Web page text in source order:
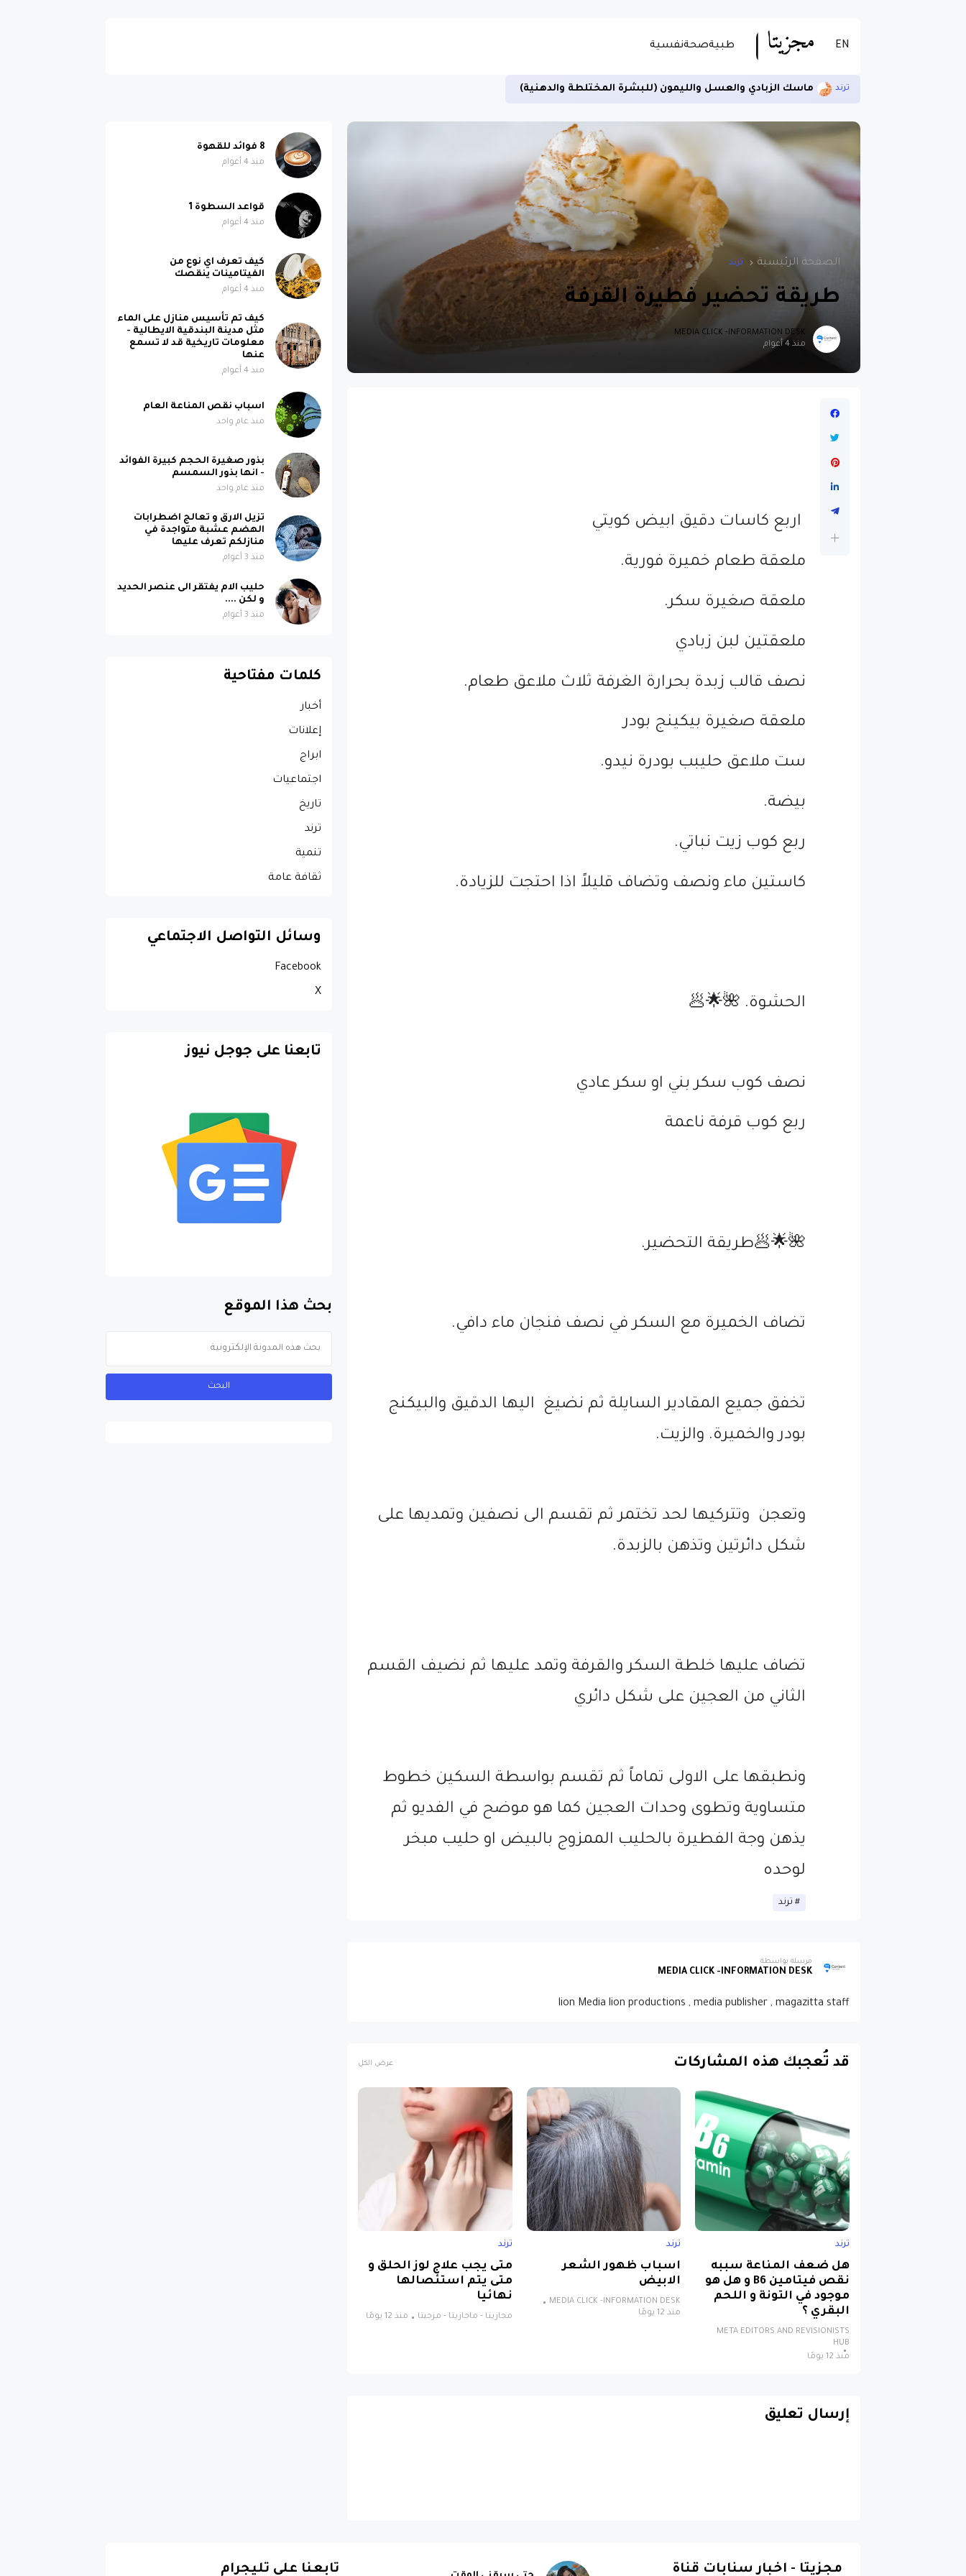
EN طبيةصحةنفسية
ترند ماسك الزبادي والعسل والليمون (للبشرة المختلطة والدهنية)
الصفحة الرئيسية ترند
طريقة تحضير فطيرة القرفة
MEDIA CLICK -INFORMATION DESK
منذ 4 أعوام
اربع كاسات دقيق ابيض كويتي
ملعقة طعام خميرة فورية.
ملعقة صغيرة سكر.
ملعقتين لبن زبادي
نصف قالب زبدة بحرارة الغرفة ثلاث ملاعق طعام.
ملعقة صغيرة بيكينج بودر
ست ملاعق حليبب بودرة نيدو.
بيضة.
ربع كوب زيت نباتي.
كاستين ماء ونصف وتضاف قليلاً اذا احتجت للزيادة.
الحشوة. 🌺🌟🥟
نصف كوب سكر بني او سكر عادي
ربع كوب قرفة ناعمة
🌺🌟🥟طريقة التحضير.
تضاف الخميرة مع السكر في نصف فنجان ماء دافي.
تخفق جميع المقادير السايلة ثم نضيغ اليها الدقيق والبيكنج
بودر والخميرة. والزيت.
وتعجن وتتركيها لحد تختمر ثم تقسم الى نصفين وتمديها على
شكل دائرتين وتذهن بالزبدة.
تضاف عليها خلطة السكر والقرفة وتمد عليها ثم نضيف القسم
الثاني من العجين على شكل دائري
ونطبقها على الاولى تماماً ثم تقسم بواسطة السكين خطوط
متساوية وتطوى وحدات العجين كما هو موضح في الفديو ثم
يذهن وجة الفطيرة بالحليب الممزوج بالبيض او حليب مبخر
لوحده
ترند
مرسلة بواسطة
MEDIA CLICK -INFORMATION DESK
lion Media lion productions , media publisher , magazitta staff
قد تُعجبك هذه المشاركات عرض الكل
ترند
هل ضعف المناعة سببه
نقص فيتامين B6 و هل هو
موجود في التونة و اللحم
البقري ؟
META EDITORS AND REVISIONISTS
HUB
منذ 12 يومًا
ترند
اسباب ظهور الشعر
الابيض
MEDIA CLICK -INFORMATION DESK
منذ 12 يومًا
ترند
متى يجب علاج لوز الحلق و
متى يتم استئصالها
نهائيا
مجازيتا - ماجازيتا - مزجيتا منذ 12 يومًا
إرسال تعليق
8 فوائد للقهوة
منذ 4 أعوام
قواعد السطوة 1
منذ 4 أعوام
كيف تعرف اي نوع من
الفيتامينات ينقصك
منذ 4 أعوام
كيف تم تأسيس منازل على الماء
مثل مدينة البندقية الايطالية -
معلومات تاريخية قد لا تسمع
عنها
منذ 4 أعوام
اسباب نقص المناعة العام
منذ عام واحد
بذور صغيرة الحجم كبيرة الفوائد
- انها بذور السمسم
منذ عام واحد
تزيل الارق و تعالج اضطرابات
الهضم عشبة متواجدة في
منازلكم تعرف عليها
منذ 3 أعوام
حليب الام يفتقر الى عنصر الحديد
و لكن ....
منذ 3 أعوام
كلمات مفتاحية
أخبار
إعلانات
ابراج
اجتماعيات
تاريخ
ترند
تنمية
ثقافة عامة
وسائل التواصل الاجتماعي
Facebook
X
تابعنا على جوجل نيوز
بحث هذا الموقع
مجزيتا - اخبار سنابات قناة تابعنا على تليجرام